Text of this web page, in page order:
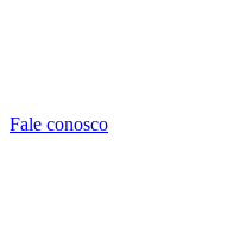
Fale conosco